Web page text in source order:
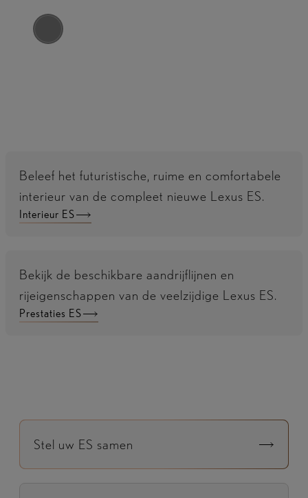
Beleef het futuristische, ruime en comfortabele
interieur van de compleet nieuwe Lexus ES.
Interieur ES
Bekijk de beschikbare aandrijflijnen en
rijeigenschappen van de veelzijdige Lexus ES.
Prestaties ES
Stel uw ES samen